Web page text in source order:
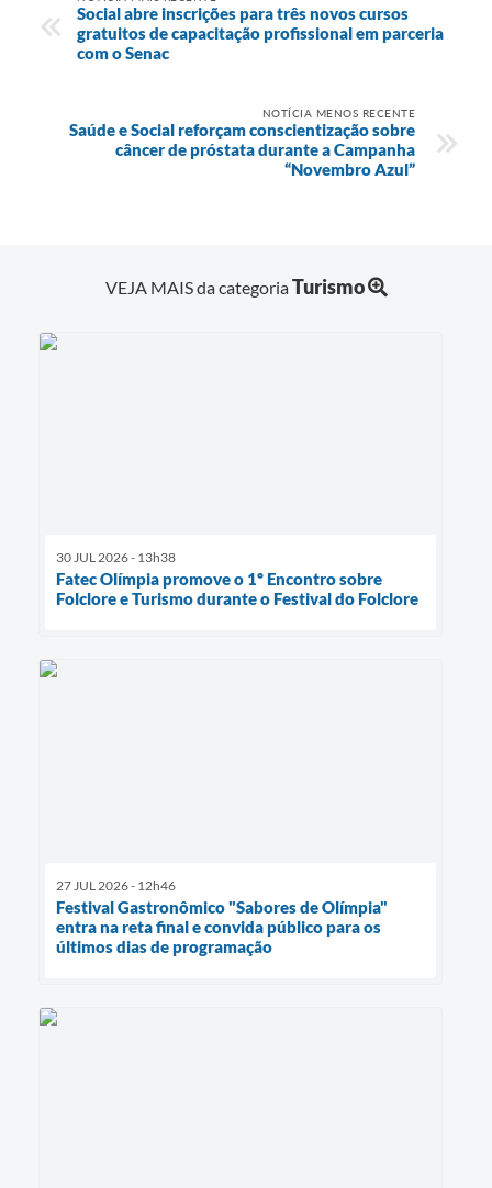
Social abre inscrições para três novos cursos
gratuitos de capacitação profissional em parceria
com o Senac
NOTÍCIA MENOS RECENTE
Saúde e Social reforçam conscientização sobre
câncer de próstata durante a Campanha
“Novembro Azul”
VEJA MAIS da categoriaTurismo
30 JUL 2026 - 13h38
Fatec Olímpia promove o 1º Encontro sobre
Folclore e Turismo durante o Festival do Folclore
27 JUL 2026 - 12h46
Festival Gastronômico "Sabores de Olímpia"
entra na reta final e convida público para os
últimos dias de programação